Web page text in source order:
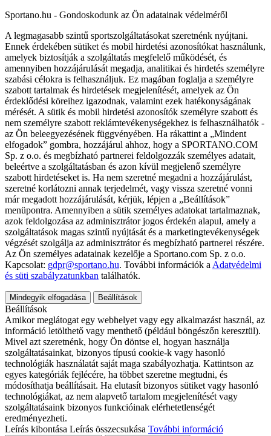
Sportano.hu - Gondoskodunk az Ön adatainak védelméről
A legmagasabb szintű sportszolgáltatásokat szeretnénk nyújtani.
Ennek érdekében sütiket és mobil hirdetési azonosítókat használunk,
amelyek biztosítják a szolgáltatás megfelelő működését, és
amennyiben hozzájárulását megadja, analitikai és hirdetés személyre
szabási célokra is felhasználjuk. Ez magában foglalja a személyre
szabott tartalmak és hirdetések megjelenítését, amelyek az Ön
érdeklődési köreihez igazodnak, valamint ezek hatékonyságának
mérését. A sütik és mobil hirdetési azonosítók személyre szabott és
nem személyre szabott reklámtevékenységekhez is felhasználhatók -
az Ön beleegyezésének függvényében. Ha rákattint a „Mindent
elfogadok” gombra, hozzájárul ahhoz, hogy a SPORTANO.COM
Sp. z o.o. és megbízható partnerei feldolgozzák személyes adatait,
beleértve a szolgáltatásban és azon kívül megjelenő személyre
szabott hirdetéseket is. Ha nem szeretné megadni a hozzájárulást,
szeretné korlátozni annak terjedelmét, vagy vissza szeretné vonni
már megadott hozzájárulását, kérjük, lépjen a „Beállítások”
menüpontra. Amennyiben a sütik személyes adatokat tartalmaznak,
azok feldolgozása az adminisztrátor jogos érdekén alapul, amely a
szolgáltatások magas szintű nyújtását és a marketingtevékenységek
végzését szolgálja az adminisztrátor és megbízható partnerei részére.
Az Ön személyes adatainak kezelője a Sportano.com Sp. z o.o.
Kapcsolat: gdpr@sportano.hu. További információk a Adatvédelmi
és süti szabályzatunkban találhatók.
Mindegyik elfogadása Beállítások
Beállítások
Amikor meglátogat egy webhelyet vagy egy alkalmazást használ, az
információ letölthető vagy menthető (például böngészőn keresztül).
Mivel azt szeretnénk, hogy Ön döntse el, hogyan használja
szolgáltatásainkat, bizonyos típusú cookie-k vagy hasonló
technológiák használatát saját maga szabályozhatja. Kattintson az
egyes kategóriák fejlécére, ha többet szeretne megtudni, és
módosíthatja beállításait. Ha elutasít bizonyos sütiket vagy hasonló
technológiákat, az nem alapvető tartalom megjelenítését vagy
szolgáltatásaink bizonyos funkcióinak elérhetetlenségét
eredményezheti.
Leírás kibontása Leírás összecsukása További információ